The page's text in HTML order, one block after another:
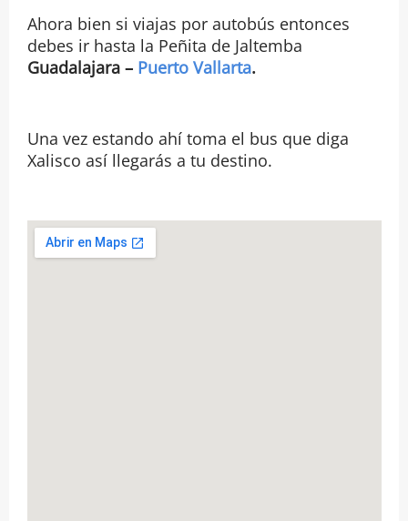
Ahora bien si viajas por autobús entonces
debes ir hasta la Peñita de Jaltemba
Guadalajara – Puerto Vallarta.
Una vez estando ahí toma el bus que diga
Xalisco así llegarás a tu destino.